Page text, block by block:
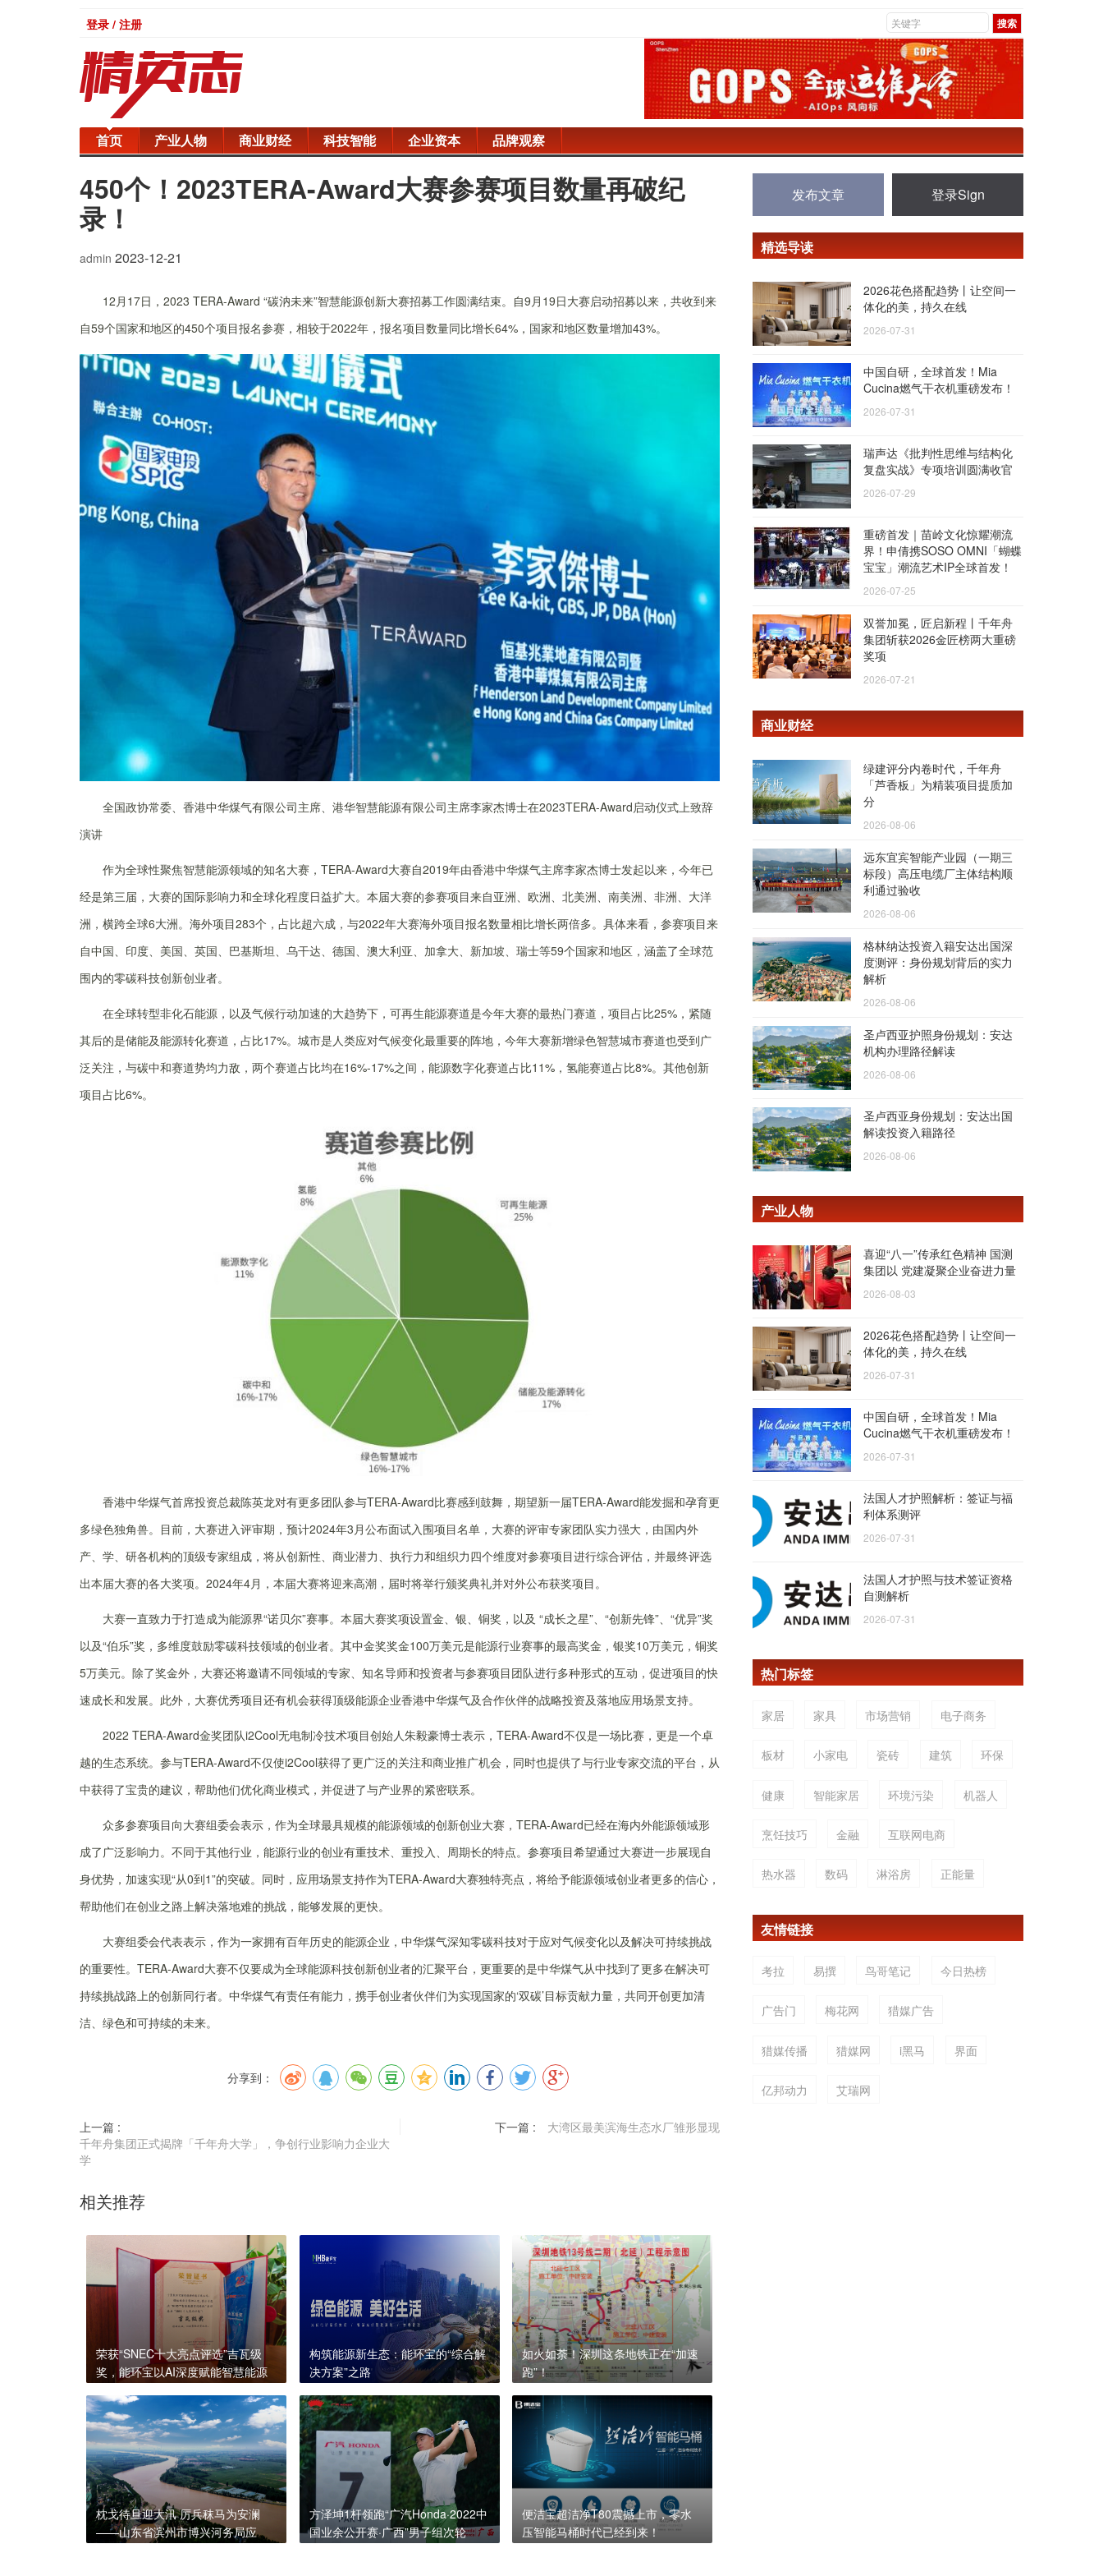
登录 / 注册
首页 产业人物 商业财经 科技智能 企业资本 品牌观察
450个！2023TERA-Award大赛参赛项目数量再破纪
录！
admin 2023-12-21
12月17日，2023 TERA-Award “碳汭未来”智慧能源创新大赛招募工作圆满结束。自9月19日大赛启动招募以来，共收到来
自59个国家和地区的450个项目报名参赛，相较于2022年，报名项目数量同比增长64%，国家和地区数量增加43%。
全国政协常委、香港中华煤气有限公司主席、港华智慧能源有限公司主席李家杰博士在2023TERA-Award启动仪式上致辞
演讲
作为全球性聚焦智慧能源领域的知名大赛，TERA-Award大赛自2019年由香港中华煤气主席李家杰博士发起以来，今年已
经是第三届，大赛的国际影响力和全球化程度日益扩大。本届大赛的参赛项目来自亚洲、欧洲、北美洲、南美洲、非洲、大洋
洲，横跨全球6大洲。海外项目283个，占比超六成，与2022年大赛海外项目报名数量相比增长两倍多。具体来看，参赛项目来
自中国、印度、美国、英国、巴基斯坦、乌干达、德国、澳大利亚、加拿大、新加坡、瑞士等59个国家和地区，涵盖了全球范
围内的零碳科技创新创业者。
在全球转型非化石能源，以及气候行动加速的大趋势下，可再生能源赛道是今年大赛的最热门赛道，项目占比25%，紧随
其后的是储能及能源转化赛道，占比17%。城市是人类应对气候变化最重要的阵地，今年大赛新增绿色智慧城市赛道也受到广
泛关注，与碳中和赛道势均力敌，两个赛道占比均在16%-17%之间，能源数字化赛道占比11%，氢能赛道占比8%。其他创新
项目占比6%。
香港中华煤气首席投资总裁陈英龙对有更多团队参与TERA-Award比赛感到鼓舞，期望新一届TERA-Award能发掘和孕育更
多绿色独角兽。目前，大赛进入评审期，预计2024年3月公布面试入围项目名单，大赛的评审专家团队实力强大，由国内外
产、学、研各机构的顶级专家组成，将从创新性、商业潜力、执行力和组织力四个维度对参赛项目进行综合评估，并最终评选
出本届大赛的各大奖项。2024年4月，本届大赛将迎来高潮，届时将举行颁奖典礼并对外公布获奖项目。
大赛一直致力于打造成为能源界“诺贝尔”赛事。本届大赛奖项设置金、银、铜奖，以及 “成长之星”、“创新先锋”、“优异”奖
以及“伯乐”奖，多维度鼓励零碳科技领域的创业者。其中金奖奖金100万美元是能源行业赛事的最高奖金，银奖10万美元，铜奖
5万美元。除了奖金外，大赛还将邀请不同领域的专家、知名导师和投资者与参赛项目团队进行多种形式的互动，促进项目的快
速成长和发展。此外，大赛优秀项目还有机会获得顶级能源企业香港中华煤气及合作伙伴的战略投资及落地应用场景支持。
2022 TERA-Award金奖团队i2Cool无电制冷技术项目创始人朱毅豪博士表示，TERA-Award不仅是一场比赛，更是一个卓
越的生态系统。参与TERA-Award不仅使i2Cool获得了更广泛的关注和商业推广机会，同时也提供了与行业专家交流的平台，从
中获得了宝贵的建议，帮助他们优化商业模式，并促进了与产业界的紧密联系。
众多参赛项目向大赛组委会表示，作为全球最具规模的能源领域的创新创业大赛，TERA-Award已经在海内外能源领域形
成了广泛影响力。不同于其他行业，能源行业的创业有重技术、重投入、周期长的特点。参赛项目希望通过大赛进一步展现自
身优势，加速实现“从0到1”的突破。同时，应用场景支持作为TERA-Award大赛独特亮点，将给予能源领域创业者更多的信心，
帮助他们在创业之路上解决落地难的挑战，能够发展的更快。
大赛组委会代表表示，作为一家拥有百年历史的能源企业，中华煤气深知零碳科技对于应对气候变化以及解决可持续挑战
的重要性。TERA-Award大赛不仅要成为全球能源科技创新创业者的汇聚平台，更重要的是中华煤气从中找到了更多在解决可
持续挑战路上的创新同行者。中华煤气有责任有能力，携手创业者伙伴们为实现国家的‘双碳’目标贡献力量，共同开创更加清
洁、绿色和可持续的未来。
分享到：
上一篇 :
千年舟集团正式揭牌「千年舟大学」，争创行业影响力企业大
学
下一篇 : 大湾区最美滨海生态水厂雏形显现
相关推荐
荣获“SNEC十大亮点评选”吉瓦级
奖，能环宝以AI深度赋能智慧能源
构筑能源新生态：能环宝的“综合解
决方案”之路
如火如荼！深圳这条地铁正在“加速
跑”！
枕戈待旦迎大汛 厉兵秣马为安澜
——山东省滨州市博兴河务局应
方泽坤1杆领跑“广汽Honda·2022中
国业余公开赛·广西”男子组次轮
便洁宝超洁净T80震撼上市，零水
压智能马桶时代已经到来！
发布文章 登录Sign
精选导读
2026花色搭配趋势丨让空间一
体化的美，持久在线
2026-07-31
中国自研，全球首发！Mia
Cucina燃气干衣机重磅发布！
2026-07-31
瑞声达《批判性思维与结构化
复盘实战》专项培训圆满收官
2026-07-29
重磅首发｜苗岭文化惊耀潮流
界！申倩携SOSO OMNI「蝴蝶
宝宝」潮流艺术IP全球首发！
2026-07-25
双誉加冕，匠启新程丨千年舟
集团斩获2026金匠榜两大重磅
奖项
2026-07-21
商业财经
绿建评分内卷时代，千年舟
「芦香板」为精装项目提质加
分
2026-08-06
远东宜宾智能产业园（一期三
标段）高压电缆厂主体结构顺
利通过验收
2026-08-06
格林纳达投资入籍安达出国深
度测评：身份规划背后的实力
解析
2026-08-06
圣卢西亚护照身份规划：安达
机构办理路径解读
2026-08-06
圣卢西亚身份规划：安达出国
解读投资入籍路径
2026-08-06
产业人物
喜迎“八一”传承红色精神 国测
集团以 党建凝聚企业奋进力量
2026-08-03
2026花色搭配趋势丨让空间一
体化的美，持久在线
2026-07-31
中国自研，全球首发！Mia
Cucina燃气干衣机重磅发布！
2026-07-31
法国人才护照解析：签证与福
利体系测评
2026-07-31
法国人才护照与技术签证资格
自测解析
2026-07-31
热门标签
家居 家具 市场营销 电子商务
板材 小家电 瓷砖 建筑 环保
健康 智能家居 环境污染 机器人
烹饪技巧 金融 互联网电商
热水器 数码 淋浴房 正能量
友情链接
考拉 易撰 鸟哥笔记 今日热榜
广告门 梅花网 猎媒广告
猎媒传播 猎媒网 i黑马 界面
亿邦动力 艾瑞网